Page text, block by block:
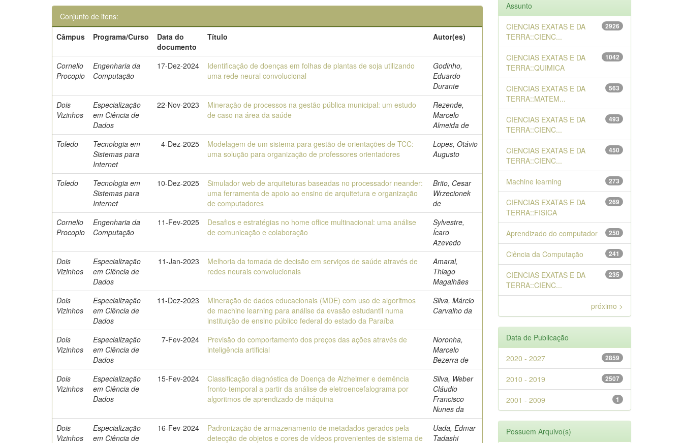
Conjunto de itens:
Câmpus
Programa/Curso
Data do
documento
Título Autor(es)
Cornelio
Procopio
Engenharia da
Computação
17-Dez-2024
Identificação de doenças em folhas de plantas de soja utilizando
uma rede neural convolucional
Godinho,
Eduardo
Durante
Dois
Vizinhos
Especialização
em Ciência de
Dados
22-Nov-2023
Mineração de processos na gestão pública municipal: um estudo
de caso na área da saúde
Rezende,
Marcelo
Almeida de
Toledo
Tecnologia em
Sistemas para
Internet
4-Dez-2025
Modelagem de um sistema para gestão de orientações de TCC:
uma solução para organização de professores orientadores
Lopes, Otávio
Augusto
Toledo
Tecnologia em
Sistemas para
Internet
10-Dez-2025
Simulador web de arquiteturas baseadas no processador neander:
uma ferramenta de apoio ao ensino de arquitetura e organização
de computadores
Brito, Cesar
Wrzecionek
de
Cornelio
Procopio
Engenharia da
Computação
11-Fev-2025
Desafios e estratégias no home office multinacional: uma análise
de comunicação e colaboração
Sylvestre,
Ícaro
Azevedo
Dois
Vizinhos
Especialização
em Ciência de
Dados
11-Jan-2023
Melhoria da tomada de decisão em serviços de saúde através de
redes neurais convolucionais
Amaral,
Thiago
Magalhães
Dois
Vizinhos
Especialização
em Ciência de
Dados
11-Dez-2023
Mineração de dados educacionais (MDE) com uso de algoritmos
de machine learning para análise da evasão estudantil numa
instituição de ensino público federal do estado da Paraíba
Silva, Márcio
Carvalho da
Dois
Vizinhos
Especialização
em Ciência de
Dados
7-Fev-2024
Previsão do comportamento dos preços das ações através de
inteligência artificial
Noronha,
Marcelo
Bezerra de
Dois
Vizinhos
Especialização
em Ciência de
Dados
15-Fev-2024
Classificação diagnóstica de Doença de Alzheimer e demência
fronto-temporal a partir da análise de eletroencefalograma por
algoritmos de aprendizado de máquina
Silva, Weber
Cláudio
Francisco
Nunes da
Dois
Vizinhos
Especialização
em Ciência de
16-Fev-2024
Padronização de armazenamento de metadados gerados pela
detecção de objetos e cores de vídeos provenientes de sistema de
Uada, Edmar
Tadashi
Assunto
2926
CIENCIAS EXATAS E DA
TERRA::CIENC...
1042
CIENCIAS EXATAS E DA
TERRA::QUIMICA
563
CIENCIAS EXATAS E DA
TERRA::MATEM...
493
CIENCIAS EXATAS E DA
TERRA::CIENC...
450
CIENCIAS EXATAS E DA
TERRA::CIENC...
273
Machine learning
269
CIENCIAS EXATAS E DA
TERRA::FISICA
250
Aprendizado do computador
241
Ciência da Computação
235
CIENCIAS EXATAS E DA
TERRA::CIENC...
próximo >
Data de Publicação
2859
2020 - 2027
2507
2010 - 2019
1
2001 - 2009
Possuem Arquivo(s)